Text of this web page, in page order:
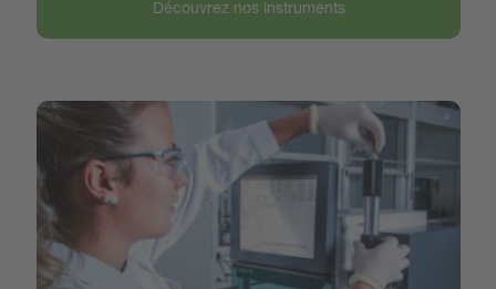
Découvrez nos instruments